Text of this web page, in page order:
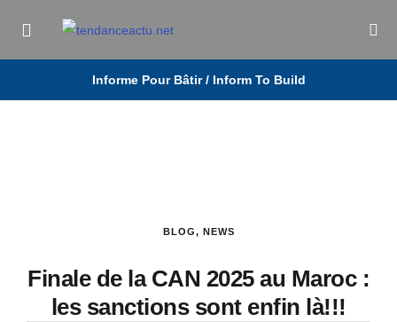
Informe Pour Bâtir / Inform To Build
BLOG, NEWS
Finale de la CAN 2025 au Maroc :
les sanctions sont enfin là!!!